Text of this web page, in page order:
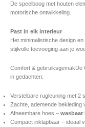
De speelboog met houten
motorische ontwikkeling.
Past in elk interieur
Het minimalistische design
stijlvolle toevoeging aan je
Comfort & gebruiksgemakDe
in gedachten:
Verstelbare rugleuning met 2
Zachte, ademende bekleding
Afneembare hoes – wasbaar
Compact inklapbaar – ideaal